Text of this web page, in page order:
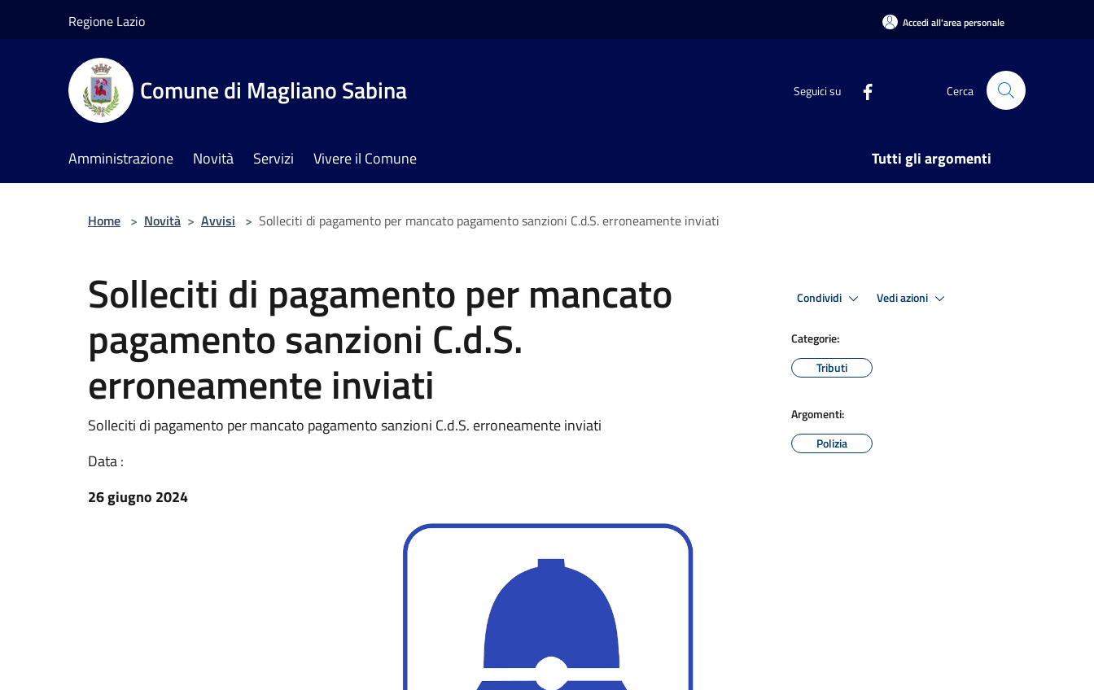
Regione Lazio Accedi all'area personale
Comune di Magliano Sabina Seguici su Cerca
Amministrazione Novità Servizi Vivere il Comune Tutti gli argomenti
Home > Novità > Avvisi > Solleciti di pagamento per mancato pagamento sanzioni C.d.S. erroneamente inviati
Solleciti di pagamento per mancato
pagamento sanzioni C.d.S.
erroneamente inviati
Solleciti di pagamento per mancato pagamento sanzioni C.d.S. erroneamente inviati
Data :
26 giugno 2024
Condividi Vedi azioni
Categorie:
Tributi
Argomenti:
Polizia